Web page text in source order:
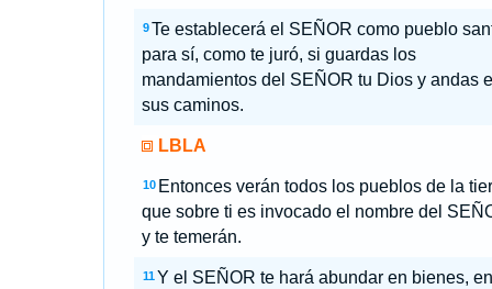
9 Te establecerá el SEÑOR como pueblo
para sí, como te juró, si guardas los
mandamientos del SEÑOR tu Dios y andas
sus caminos.
LBLA
10 Entonces verán todos los pueblos de la
que sobre ti es invocado el nombre del
y te temerán.
11 Y el SEÑOR te hará abundar en bienes,